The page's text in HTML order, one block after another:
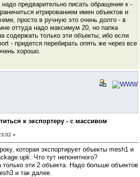
предварительно писать обращение к -
итрированием имен объектов и
просто в ручную это очень долго - в
оттуда надо максимум 20, но папка
содержать только эти объекты, ибо если
- придется перебирать опять же через все
хорошо.
к экспортеру - с массивом
»
которая экспортирует объекты mesh1 и
Что тут непонятного?
только эти 2 объекта. Надо больше объектов
и так далее.